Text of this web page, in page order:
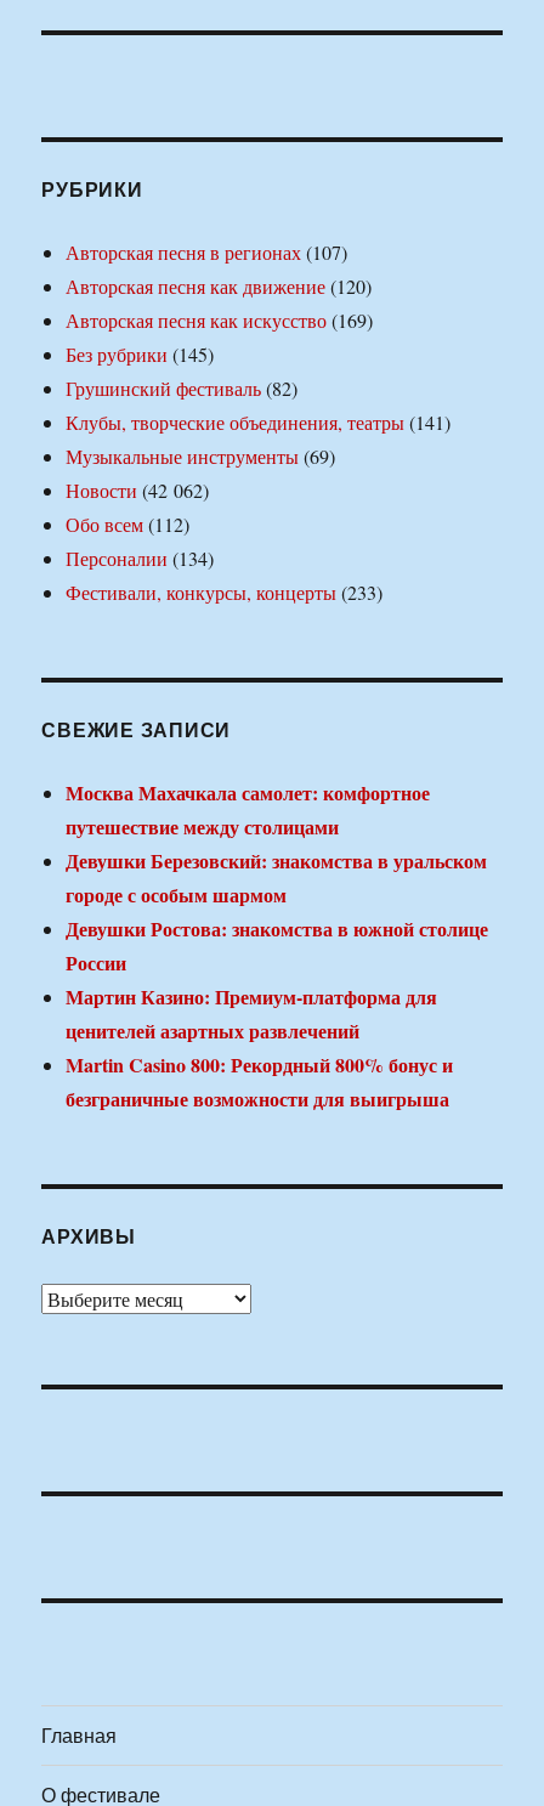
РУБРИКИ
Авторская песня в регионах(107)
Авторская песня как движение(120)
Авторская песня как искусство(169)
Без рубрики (145)
Грушинский фестиваль(82)
Клубы, творческие объединения, театры(141)
Музыкальные инструменты(69)
Новости (42 062)
Обо всем(112)
Персоналии (134)
Фестивали, конкурсы, концерты(233)
СВЕЖИЕ ЗАПИСИ
Москва Махачкала самолет: комфортное
путешествие между столицами
Девушки Березовский: знакомства в уральском
городе с особым шармом
Девушки Ростова: знакомства в южной столице
России
Мартин Казино: Премиум-платформа для
ценителей азартных развлечений
Martin Casino 800: Рекордный 800% бонус и
безграничные возможности для выигрыша
АРХИВЫ
Архивы
Главная
О фестивале